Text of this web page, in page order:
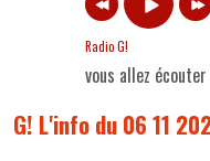
Radio G!
vous allez
G! L'info du 06 11